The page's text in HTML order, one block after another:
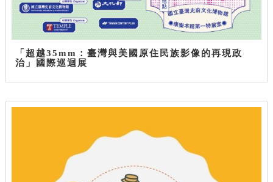
「超越35mm：臺灣與美國原住民族影像的再現政
治」國際巡迴展